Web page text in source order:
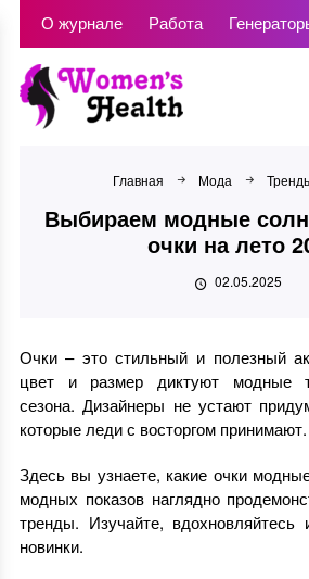
О журнале Работа
Главная Мода
Выбираем модные
очки на лето
02.05.2025
Очки – это стильный и полезный
цвет и размер диктуют модные
сезона. Дизайнеры не устают
которые леди с восторгом принимают.
Здесь вы узнаете, какие очки
модных показов наглядно
тренды. Изучайте,
новинки.